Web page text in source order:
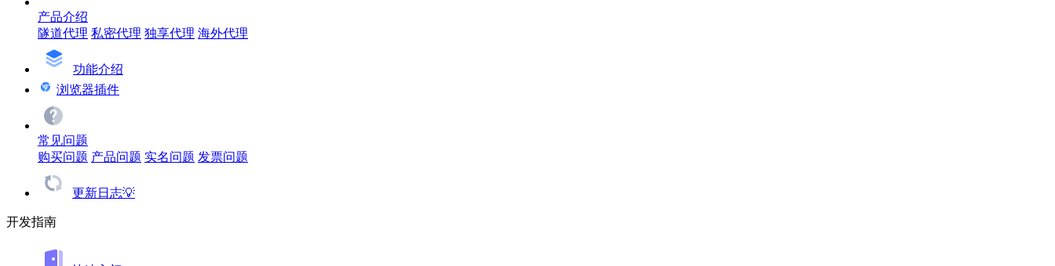
产品介绍
隧道代理 私密代理 独享代理 海外代理
功能介绍
浏览器插件
常见问题
购买问题 产品问题 实名问题 发票问题
更新日志💡
开发指南